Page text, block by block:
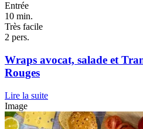
Entrée
10 min.
Très facile
2 pers.
Wraps avocat, salade et
Rouges
Lire la suite
Image